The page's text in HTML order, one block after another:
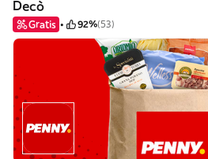
Decò
Gratis 92%(53)